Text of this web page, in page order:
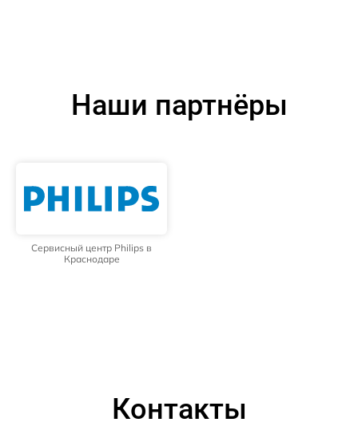
Наши партнёры
Сервисный центр Philips в
Краснодаре
Контакты